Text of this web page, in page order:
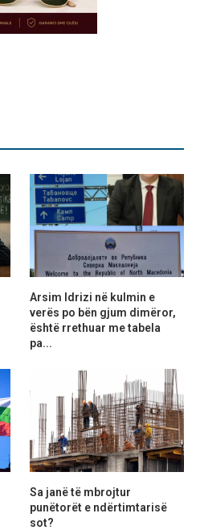
Arsim Idrizi në kulmin e
verës po bën gjum dimëror,
është rrethuar me tabela
pa...
Sa janë të mbrojtur
punëtorët e ndërtimtarisë
sot?